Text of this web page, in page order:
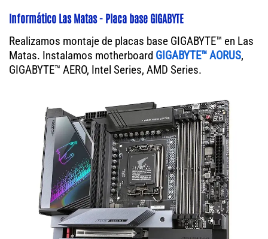
Informático Las Matas - Placa base GIGABYTE
Realizamos montaje de placas base GIGABYTE™ en Las
Matas. Instalamos motherboard GIGABYTE™ AORUS,
GIGABYTE™ AERO, Intel Series, AMD Series.